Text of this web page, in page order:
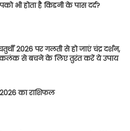
भी होता है किडनी के पास दर्द?
2026 पर गलती से हो जाएं चंद्र दर्शन,
से बचने के लिए तुरंत करें ये उपाय
का राशिफल